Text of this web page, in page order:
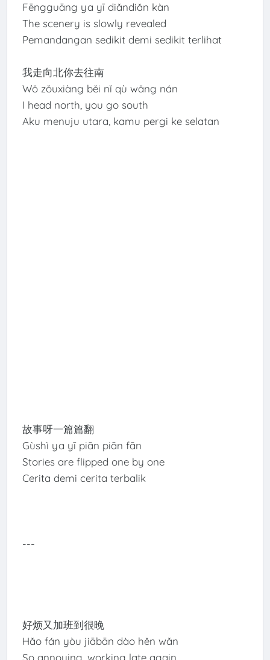
Fēngguāng ya yī diǎndiǎn kàn
The scenery is slowly revealed
Pemandangan sedikit demi sedikit terlihat
我走向北你去往南
Wǒ zǒuxiàng běi nǐ qù wǎng nán
I head north, you go south
Aku menuju utara, kamu pergi ke selatan
故事呀一篇篇翻
Gùshì ya yī piān piān fān
Stories are flipped one by one
Cerita demi cerita terbalik
---
好烦又加班到很晚
Hǎo fán yòu jiābān dào hěn wǎn